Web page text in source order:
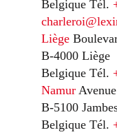
Belgique Tél.
Liège
B-4000 Liège
Belgique Tél.
Namur
B-5100
Belgique Tél.